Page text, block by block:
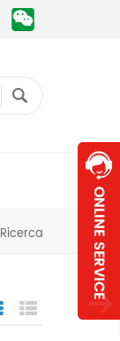
Ricerca
vista a griglia